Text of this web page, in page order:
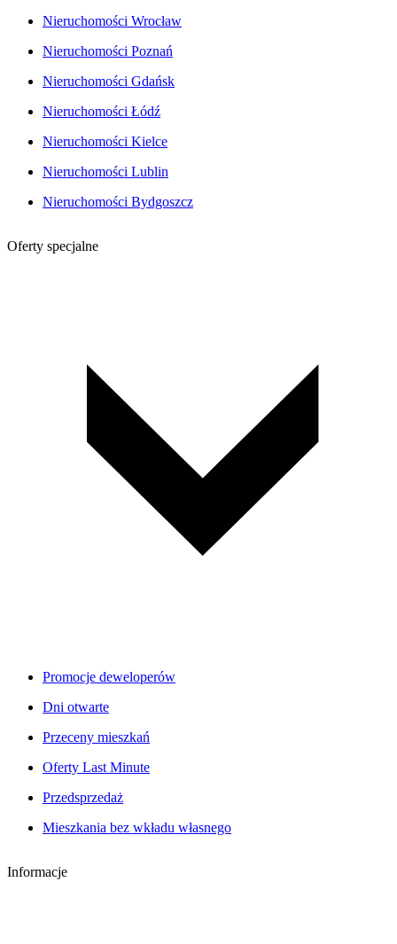
Nieruchomości Wrocław
Nieruchomości Poznań
Nieruchomości Gdańsk
Nieruchomości Łódź
Nieruchomości Kielce
Nieruchomości Lublin
Nieruchomości Bydgoszcz
Oferty specjalne
Promocje deweloperów
Dni otwarte
Przeceny mieszkań
Oferty Last Minute
Przedsprzedaż
Mieszkania bez wkładu własnego
Informacje